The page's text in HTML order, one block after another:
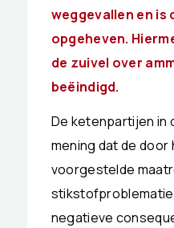
weggevallen en is
opgeheven.
de zuivel over
beëindigd.
De ketenpartijen in
mening dat de
voorgestelde
negatieve